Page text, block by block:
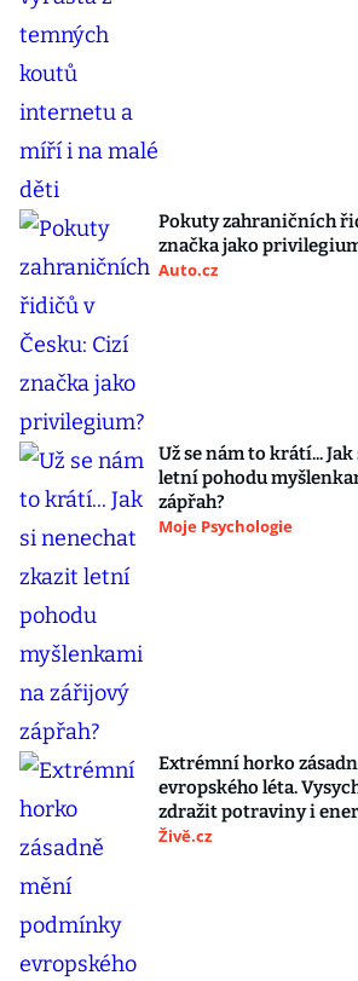
Pokuty zahraničních
značka jako
Auto.cz
Už se nám to krátí...
letní pohodu
zápřah?
Moje Psychologie
Extrémní horko
evropského léta.
zdražit potraviny i
Živě.cz